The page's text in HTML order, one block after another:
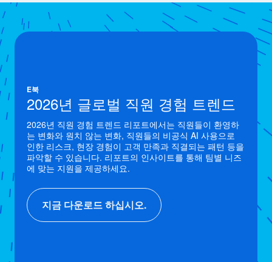
E북
2026년 글로벌 직원 경험 트렌드
2026년 직원 경험 트렌드 리포트에서는 직원들이 환영하
는 변화와 원치 않는 변화, 직원들의 비공식 AI 사용으로
인한 리스크, 현장 경험이 고객 만족과 직결되는 패턴 등을
파악할 수 있습니다. 리포트의 인사이트를 통해 팀별 니즈
에 맞는 지원을 제공하세요.
지금 다운로드 하십시오.